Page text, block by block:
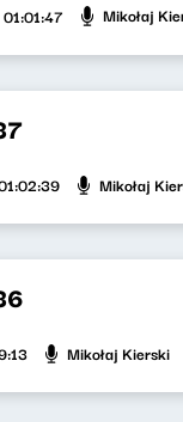
01:01:47 Mikołaj
Mikołaj
Mikołaj Kierski